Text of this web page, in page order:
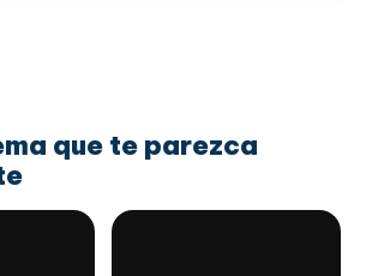
que te parezca